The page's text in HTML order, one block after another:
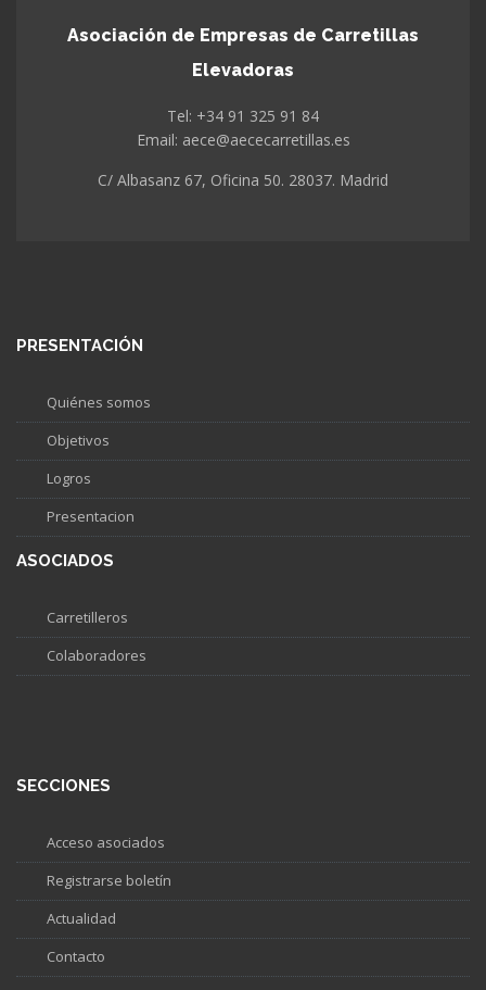
Asociación de Empresas de Carretillas
Elevadoras
Tel: +34 91 325 91 84
Email: aece@aececarretillas.es
C/ Albasanz 67, Oficina 50. 28037. Madrid
PRESENTACIÓN
Quiénes somos
Objetivos
Logros
Presentacion
ASOCIADOS
Carretilleros
Colaboradores
SECCIONES
Acceso asociados
Registrarse boletín
Actualidad
Contacto